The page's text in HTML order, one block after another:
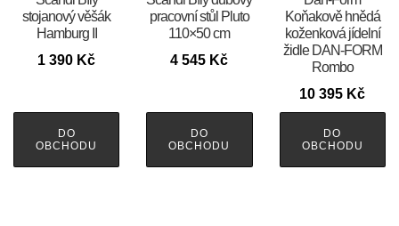
stojanový věšák
Hamburg II
1 390 Kč
DO
OBCHODU
pracovní stůl Pluto
110×50 cm
4 545 Kč
DO
OBCHODU
Koňakově hnědá
koženková jídelní
židle DAN-FORM
Rombo
10 395 Kč
DO
OBCHODU